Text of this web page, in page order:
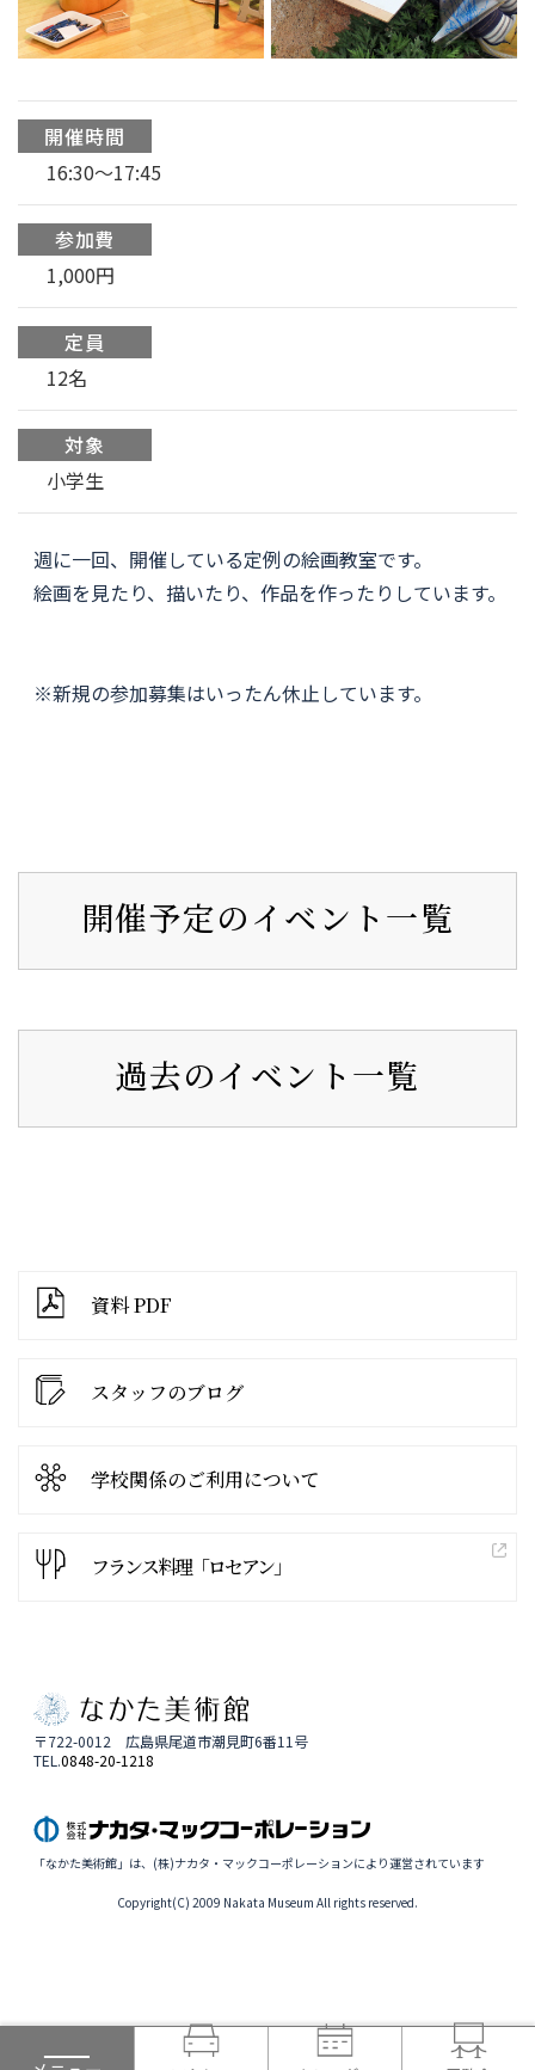
開催時間
16:30〜17:45
参加費
1,000円
定員
12名
対象
小学生
週に一回、開催している定例の絵画教室です。
絵画を見たり、描いたり、作品を作ったりしています。
※新規の参加募集はいったん休止しています。
開催予定のイベント一覧
過去のイベント一覧
資料 PDF
スタッフのブログ
学校関係のご利用について
フランス料理「ロセアン」
〒722-0012 広島県尾道市潮見町6番11号
TEL.0848-20-1218
「なかた美術館」は、(株)ナカタ・マックコーポレーションにより運営されています
Copyright(C) 2009 Nakata Museum All rights reserved.